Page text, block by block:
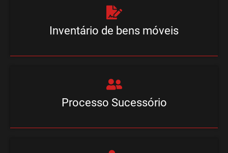
Inventário de bens móveis
Processo Sucessório